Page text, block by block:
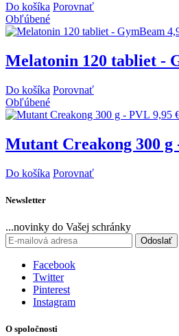
Do košíka Porovnať
Obľúbené
Melatonin 120 tabliet -
Do košíka Porovnať
Obľúbené
9,95
Mutant Creakong 300 g
Do košíka Porovnať
Newsletter
...novinky do Vašej schránky
Odoslať
Facebook
Twitter
Pinterest
Instagram
O spoločnosti